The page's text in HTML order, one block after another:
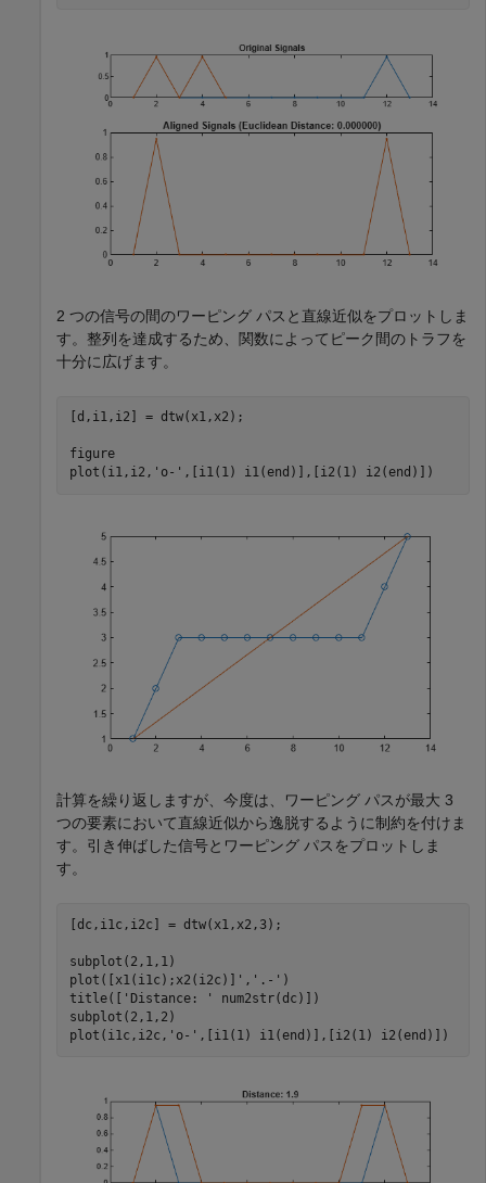
2 つの信号の間のワーピング パスと直線近似をプロットしま
す。整列を達成するため、関数によってピーク間のトラフを
十分に広げます。
[d,i1,i2] = dtw(x1,x2);
figure
plot(i1,i2, 'o-' ,[i1(1) i1(end)],[i2(1) i2(end)])
計算を繰り返しますが、今度は、ワーピング パスが最大 3
つの要素において直線近似から逸脱するように制約を付けま
す。引き伸ばした信号とワーピング パスをプロットしま
す。
[dc,i1c,i2c] = dtw(x1,x2,3);
subplot(2,1,1)
plot([x1(i1c);x2(i2c)]', '.-' )
title([ 'Distance: '
num2str(dc)])
subplot(2,1,2)
plot(i1c,i2c, 'o-' ,[i1(1) i1(end)],[i2(1) i2(end)])